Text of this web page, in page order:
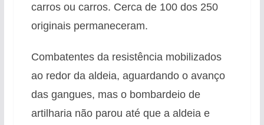
carros ou carros. Cerca de 100 dos 250
originais permaneceram.
Combatentes da resistência mobilizados
ao redor da aldeia, aguardando o avanço
das gangues, mas o bombardeio de
artilharia não parou até que a aldeia e